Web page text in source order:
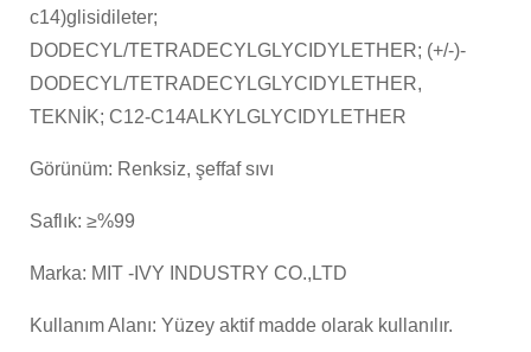
c14)glisidileter;
DODECYL/TETRADECYLGLYCIDYLETHER; (+/-)-
DODECYL/TETRADECYLGLYCIDYLETHER,
TEKNİK; C12-C14ALKYLGLYCIDYLETHER
Görünüm: Renksiz, şeffaf sıvı
Saflık: ≥%99
Marka: MIT -IVY INDUSTRY CO.,LTD
Kullanım Alanı: Yüzey aktif madde olarak kullanılır.